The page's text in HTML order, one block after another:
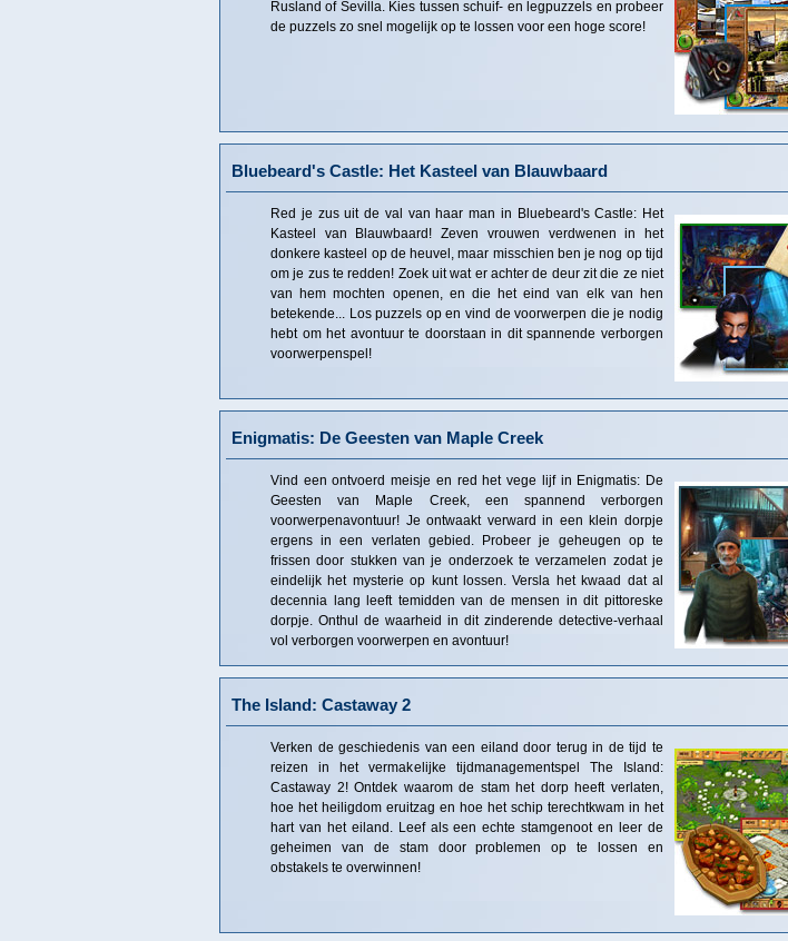
Rusland of Sevilla. Kies tussen schuif- en legpuzzels en probeer
de puzzels zo snel mogelijk op te lossen voor een hoge score!
Bluebeard's Castle: Het Kasteel van Blauwbaard
Red je zus uit de val van haar man in Bluebeard's Castle: Het
Kasteel van Blauwbaard! Zeven vrouwen verdwenen in het
donkere kasteel op de heuvel, maar misschien ben je nog op tijd
om je zus te redden! Zoek uit wat er achter de deur zit die ze niet
van hem mochten openen, en die het eind van elk van hen
betekende... Los puzzels op en vind de voorwerpen die je nodig
hebt om het avontuur te doorstaan in dit spannende verborgen
voorwerpenspel!
Enigmatis: De Geesten van Maple Creek
Vind een ontvoerd meisje en red het vege lijf in Enigmatis: De
Geesten van Maple Creek, een spannend verborgen
voorwerpenavontuur! Je ontwaakt verward in een klein dorpje
ergens in een verlaten gebied. Probeer je geheugen op te
frissen door stukken van je onderzoek te verzamelen zodat je
eindelijk het mysterie op kunt lossen. Versla het kwaad dat al
decennia lang leeft temidden van de mensen in dit pittoreske
dorpje. Onthul de waarheid in dit zinderende detective-verhaal
vol verborgen voorwerpen en avontuur!
The Island: Castaway 2
Verken de geschiedenis van een eiland door terug in de tijd te
reizen in het vermakelijke tijdmanagementspel The Island:
Castaway 2! Ontdek waarom de stam het dorp heeft verlaten,
hoe het heiligdom eruitzag en hoe het schip terechtkwam in het
hart van het eiland. Leef als een echte stamgenoot en leer de
geheimen van de stam door problemen op te lossen en
obstakels te overwinnen!